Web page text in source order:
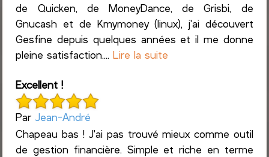
de Quicken, de MoneyDance, de Grisbi, de
Gnucash et de Kmymoney (linux), j'ai découvert
Gesfine depuis quelques années et il me donne
pleine satisfaction....Lire la suite
Excellent !
Par Jean-André
Chapeau bas ! J'ai pas trouvé mieux comme outil
de gestion financière. Simple et riche en terme